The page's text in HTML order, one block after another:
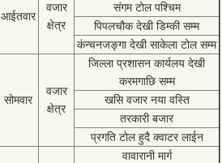
आईतवार
वजार
क्षेत्र
संगम टोल पश्चिम
पिपलचौक देखी डिम्की सम्म
कंन्चनजङ्गा देखी साकेला टोल सम्म
सोमवार
वजार
क्षेत्र
जिल्ला प्रशासन कार्यलय देखी
करमगाछि सम्म
खसि वजार नया वस्ति
तरकारी बजार
प्रगति टोल हुदै क्वाटर लाईन
वावारानी मार्ग